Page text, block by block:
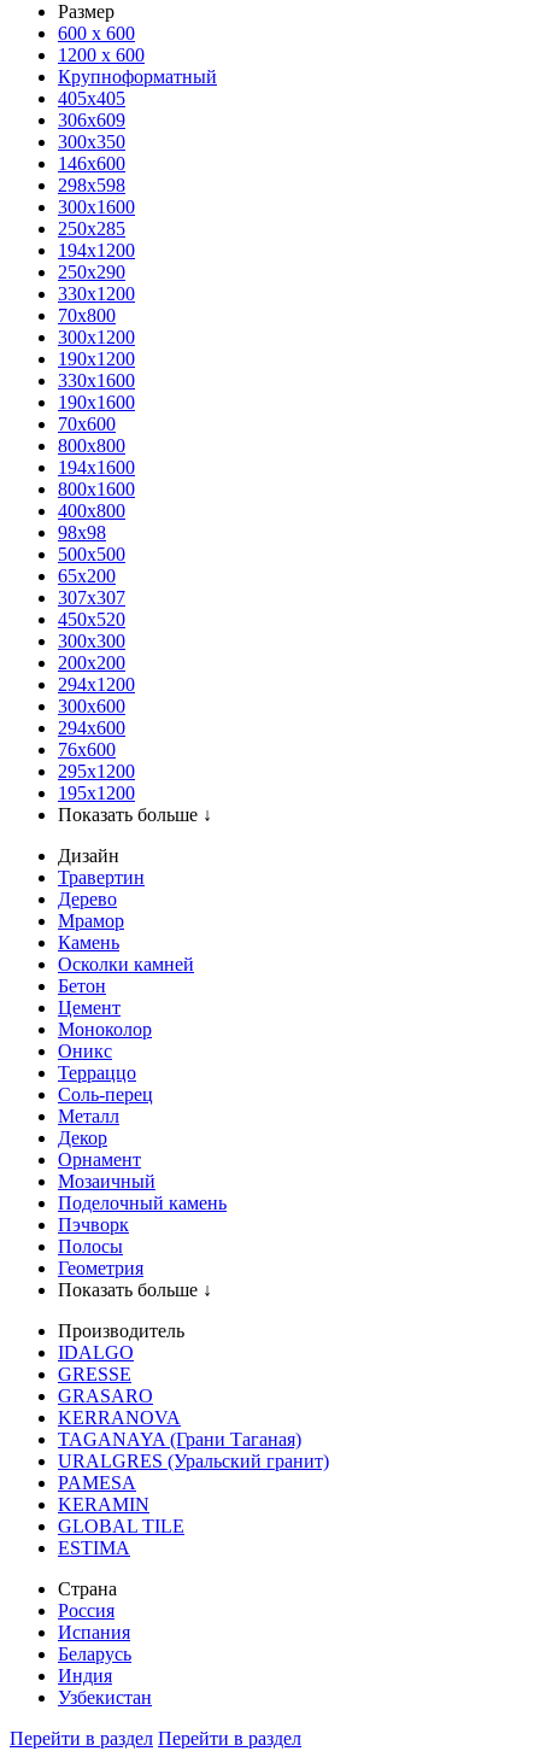
Размер
600 х 600
1200 х 600
Крупноформатный
405x405
306x609
300x350
146x600
298x598
300x1600
250x285
194x1200
250x290
330x1200
70x800
300x1200
190x1200
330x1600
190x1600
70x600
800x800
194x1600
800x1600
400х800
98x98
500x500
65x200
307x307
450x520
300x300
200x200
294x1200
300x600
294x600
76х600
295х1200
195х1200
Показать больше ↓
Дизайн
Травертин
Дерево
Мрамор
Камень
Осколки камней
Бетон
Цемент
Моноколор
Оникс
Терраццо
Соль-перец
Металл
Декор
Орнамент
Мозаичный
Поделочный камень
Пэчворк
Полосы
Геометрия
Показать больше ↓
Производитель
IDALGO
GRESSE
GRASARO
KERRANOVA
TAGANAYA (Грани Таганая)
URALGRES (Уральский гранит)
PAMESA
KERAMIN
GLOBAL TILE
ESTIMA
Страна
Россия
Испания
Беларусь
Индия
Узбекистан
Перейти в раздел Перейти в раздел